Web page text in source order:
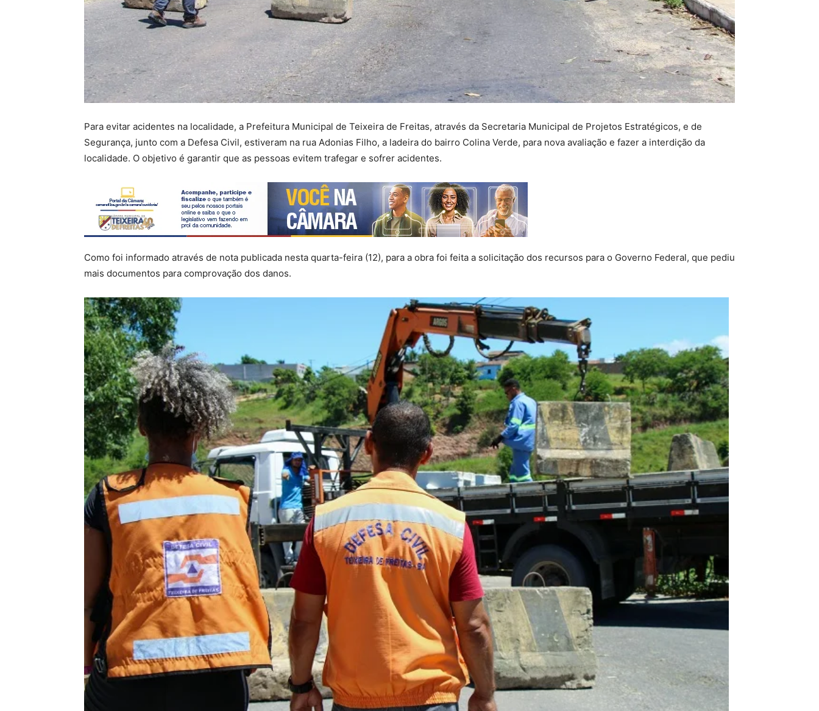
Para evitar acidentes na localidade, a Prefeitura Municipal de Teixeira de Freitas, através da Secretaria Municipal de Projetos Estratégicos, e de
Segurança, junto com a Defesa Civil, estiveram na rua Adonias Filho, a ladeira do bairro Colina Verde, para nova avaliação e fazer a interdição da
localidade. O objetivo é garantir que as pessoas evitem trafegar e sofrer acidentes.
Como foi informado através de nota publicada nesta quarta-feira (12), para a obra foi feita a solicitação dos recursos para o Governo Federal, que pediu
mais documentos para comprovação dos danos.